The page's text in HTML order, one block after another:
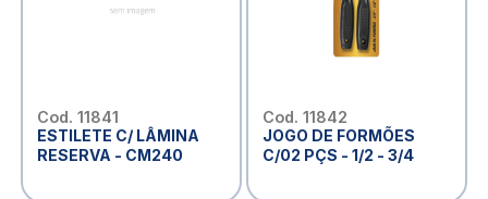
Cod. 11841
ESTILETE C/ LÂMINA
RESERVA - CM240
Cod. 11842
JOGO DE FORMÕES
C/02 PÇS - 1/2 - 3/4